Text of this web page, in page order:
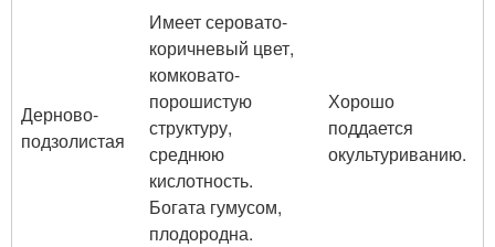
Дерново-
подзолистая
Имеет серовато-
коричневый цвет,
комковато-
порошистую
структуру,
среднюю
кислотность.
Богата гумусом,
плодородна.
Хорошо
поддается
окультуриванию.